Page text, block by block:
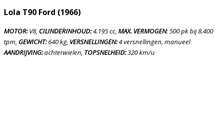
Lola T90 Ford (1966)
MOTOR:V8, CILINDERINHOUD:4.195 cc, MAX. VERMOGEN: 500 pk bij 8.400
tpm, GEWICHT:640 kg, VERSNELLINGEN:4 versnellingen, manueel
AANDRIJVING:achterwielen, TOPSNELHEID:320 km/u